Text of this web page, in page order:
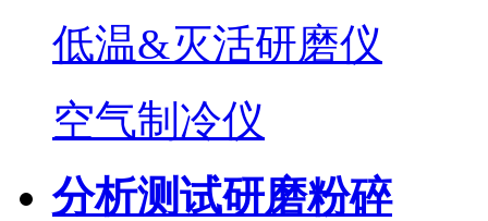
低温&灭活研磨仪
空气制冷仪
分析测试研磨粉碎